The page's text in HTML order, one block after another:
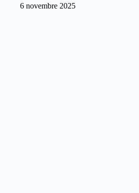
6 novembre 2025